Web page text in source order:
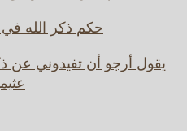
حكم ذكر الله في
يقول أرجو أن تفيدوني عن